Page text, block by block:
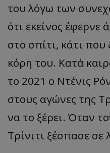
του λόγω των
ότι εκείνος έφερνε
στο σπίτι, κάτι που
κόρη του. Κατά
το 2021 ο Ντένις
στους αγώνες της
να το ξέρει. Όταν
Τρίνιτι ξέσπασε σε